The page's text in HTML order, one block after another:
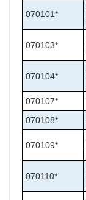
070101*
070103*
070104*
070107*
070108*
070109*
070110*